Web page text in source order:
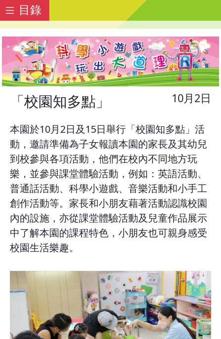
目錄
10月2日
「校園知多點」
本園於10月2日及15日舉行「校園知多點」活
動，邀請準備為子女報讀本園的家長及其幼兒
到校參與各項活動，他們在校內不同地方玩
樂，並參與課堂體驗活動，例如：英語活動、
普通話活動、科學小遊戲、音樂活動和小手工
創作活動等。家長和小朋友藉著活動認識校園
內的設施，亦從課堂體驗活動及兒童作品展示
中了解本園的課程特色，小朋友也可親身感受
校園生活樂趣。